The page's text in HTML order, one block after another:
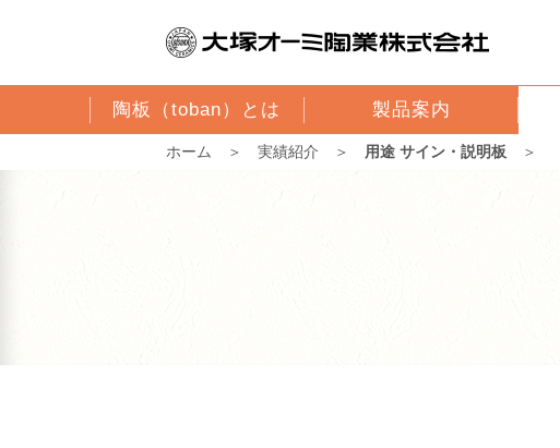
陶板（toban）とは 製品案内
ホーム ＞ 実績紹介 ＞ 用途 サイン・説明板 ＞